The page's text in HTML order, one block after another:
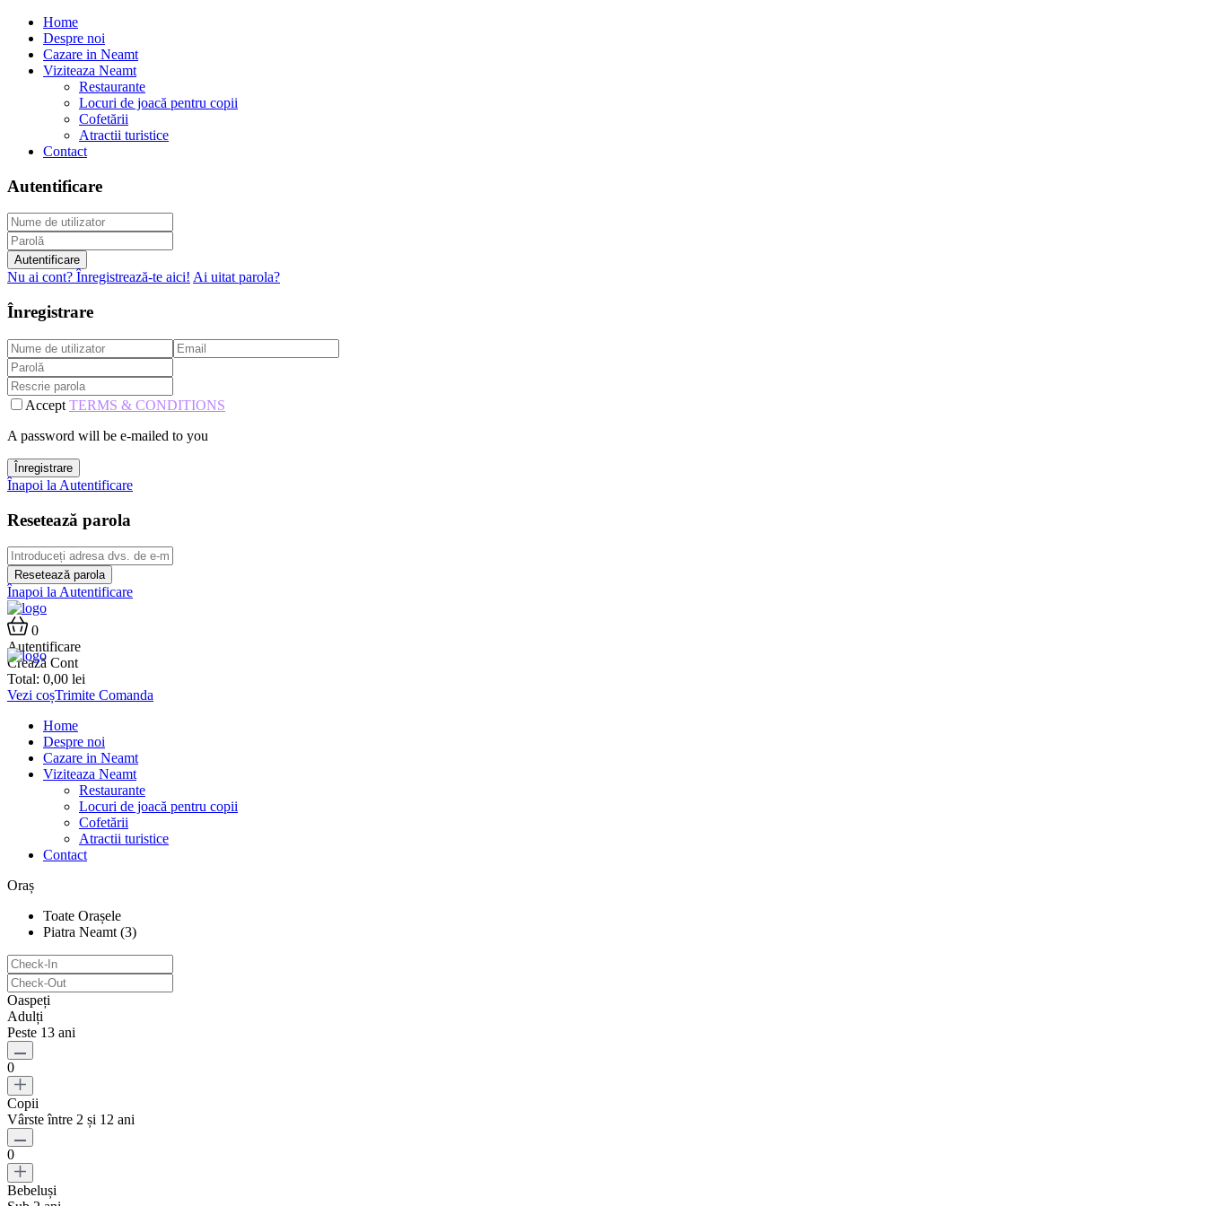
Home
Despre noi
Cazare in Neamt
Viziteaza Neamt
Restaurante
Locuri de joacă pentru copii
Cofetării
Atractii turistice
Contact
Autentificare
Autentificare
Nu ai cont? Înregistrează-te aici! Ai uitat parola?
Înregistrare
Accept TERMS & CONDITIONS
A password will be e-mailed to you
Înregistrare
Înapoi la Autentificare
Resetează parola
Resetează parola
Înapoi la Autentificare
0
Autentificare
Crează Cont
Total: 0,00 lei
Vezi coșTrimite Comanda
Home
Despre noi
Cazare in Neamt
Viziteaza Neamt
Restaurante
Locuri de joacă pentru copii
Cofetării
Atractii turistice
Contact
Oraș
Toate Orașele
Piatra Neamt (3)
Oaspeți
Adulți
Peste 13 ani
0
Copii
Vârste între 2 și 12 ani
0
Bebeluși